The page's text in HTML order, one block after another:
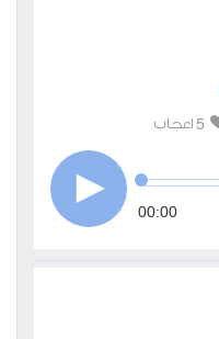
5 اعجاب
00:00